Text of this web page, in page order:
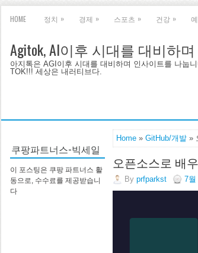
HOME 정치 » 경제 » 스포츠 » 건강 »
Agitok, AI이후 시대를 대비하며
아지톡은 AGI이후 시대를 대비하며 인사이트를 나눕
TOK!!! 세상은 내러티브다.
쿠팡파트너스-빅세일
이 포스팅은 쿠팡 파트너스 활
동으로, 수수료를 제공받습니
다
Home » GitHub/개발 »
오픈소스로 배
By prfparkst 7월